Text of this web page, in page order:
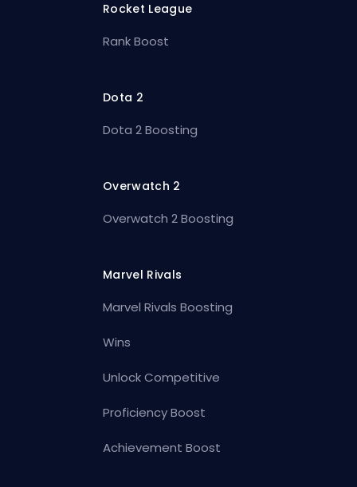
Rocket League
Rank Boost
Dota 2
Dota 2 Boosting
Overwatch 2
Overwatch 2 Boosting
Marvel Rivals
Marvel Rivals Boosting
Wins
Unlock Competitive
Proficiency Boost
Achievement Boost